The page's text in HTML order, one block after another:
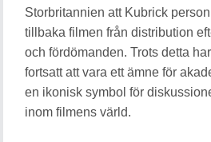
Storbritannien att Kubrick
tillbaka filmen från distribution
och fördömanden. Trots detta har
fortsatt att vara ett ämne för
en ikonisk symbol för
inom filmens värld.